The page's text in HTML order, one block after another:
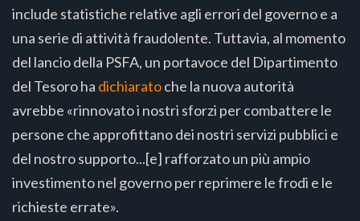
include statistiche relative agli errori del governo e a
una serie di attività fraudolente. Tuttavia, al momento
del lancio della PSFA, un portavoce del Dipartimento
del Tesoro ha dichiaratoche la nuova autorità
avrebbe «rinnovato i nostri sforzi per combattere le
persone che approfittano dei nostri servizi pubblici e
del nostro supporto...[e] rafforzato un più ampio
investimento nel governo per reprimere le frodi e le
richieste errate».